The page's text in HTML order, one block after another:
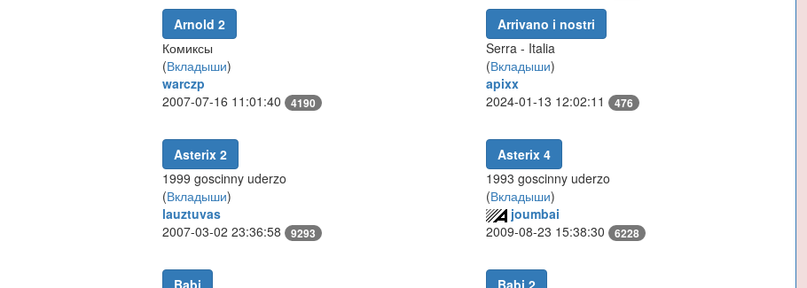
Arnold 2
Комиксы
(Вкладыши)
warczp
2007-07-16 11:01:40 4190
Arrivano i nostri
Serra - Italia
(Вкладыши)
apixx
2024-01-13 12:02:11
476
Asterix 2
1999 goscinny uderzo
(Вкладыши)
lauztuvas
2007-03-02 23:36:58 9293
Asterix 4
1993 goscinny uderzo
(Вкладыши)
joumbai
2009-08-23 15:38:30
6228
Babi
Babi 2